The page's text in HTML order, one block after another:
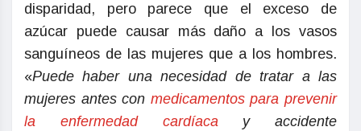
disparidad, pero parece que el exceso de
azúcar puede causar más daño a los vasos
sanguíneos de las mujeres que a los hombres.
«Puede haber una necesidad de tratar a las
mujeres antes con medicamentos para prevenir
la enfermedad cardíacay accidente